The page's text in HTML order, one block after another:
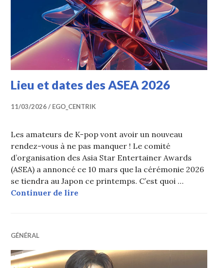
Lieu et dates des ASEA 2026
11/03/2026 EGO_CENTRIK
Les amateurs de K-pop vont avoir un nouveau
rendez-vous à ne pas manquer ! Le comité
d’organisation des Asia Star Entertainer Awards
(ASEA) a annoncé ce 10 mars que la cérémonie 2026
se tiendra au Japon ce printemps. C’est quoi …
Continuer de lireLieu et dates des ASEA 2026
GÉNÉRAL